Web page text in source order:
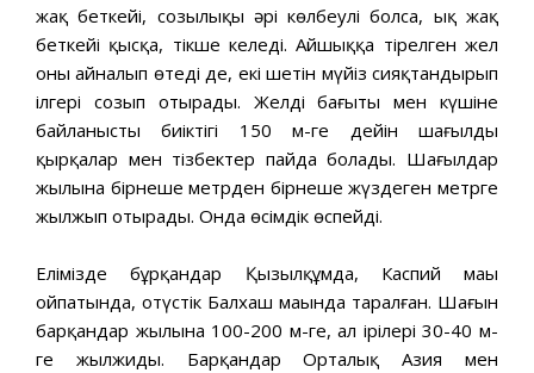
жақ беткейі, созылыңқы әрі көлбеулі болса, ық жақ
беткейі қысқа, тікше келеді. Айшыққа тірелген жел
оны айналып өтеді де, екі шетін мүйіз сияқтандырып
ілгері созып отырады. Желдің бағыты мен күшіне
байланысты биіктігі 150 м-ге дейін шағылды
қырқалар мен тізбектер пайда болады. Шағылдар
жылына бірнеше метрден бірнеше жүздеген метрге
жылжып отырады. Онда өсімдік өспейді.
Елімізде бұрқандар Қызылқұмда, Каспий маңы
ойпатында, оңтүстік Балхаш маңында таралған. Шағын
барқандар жылына 100-200 м-ге, ал ірілері 30-40 м-
ге жылжиды. Барқандар Орталық Азия мен